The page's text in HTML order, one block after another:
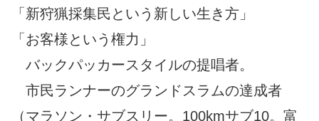
「新狩猟採集民という新しい生き方」
「お客様という権力」
バックパッカースタイルの提唱者。
市民ランナーのグランドスラムの達成者
（マラソン・サブスリー。100kmサブ10。富